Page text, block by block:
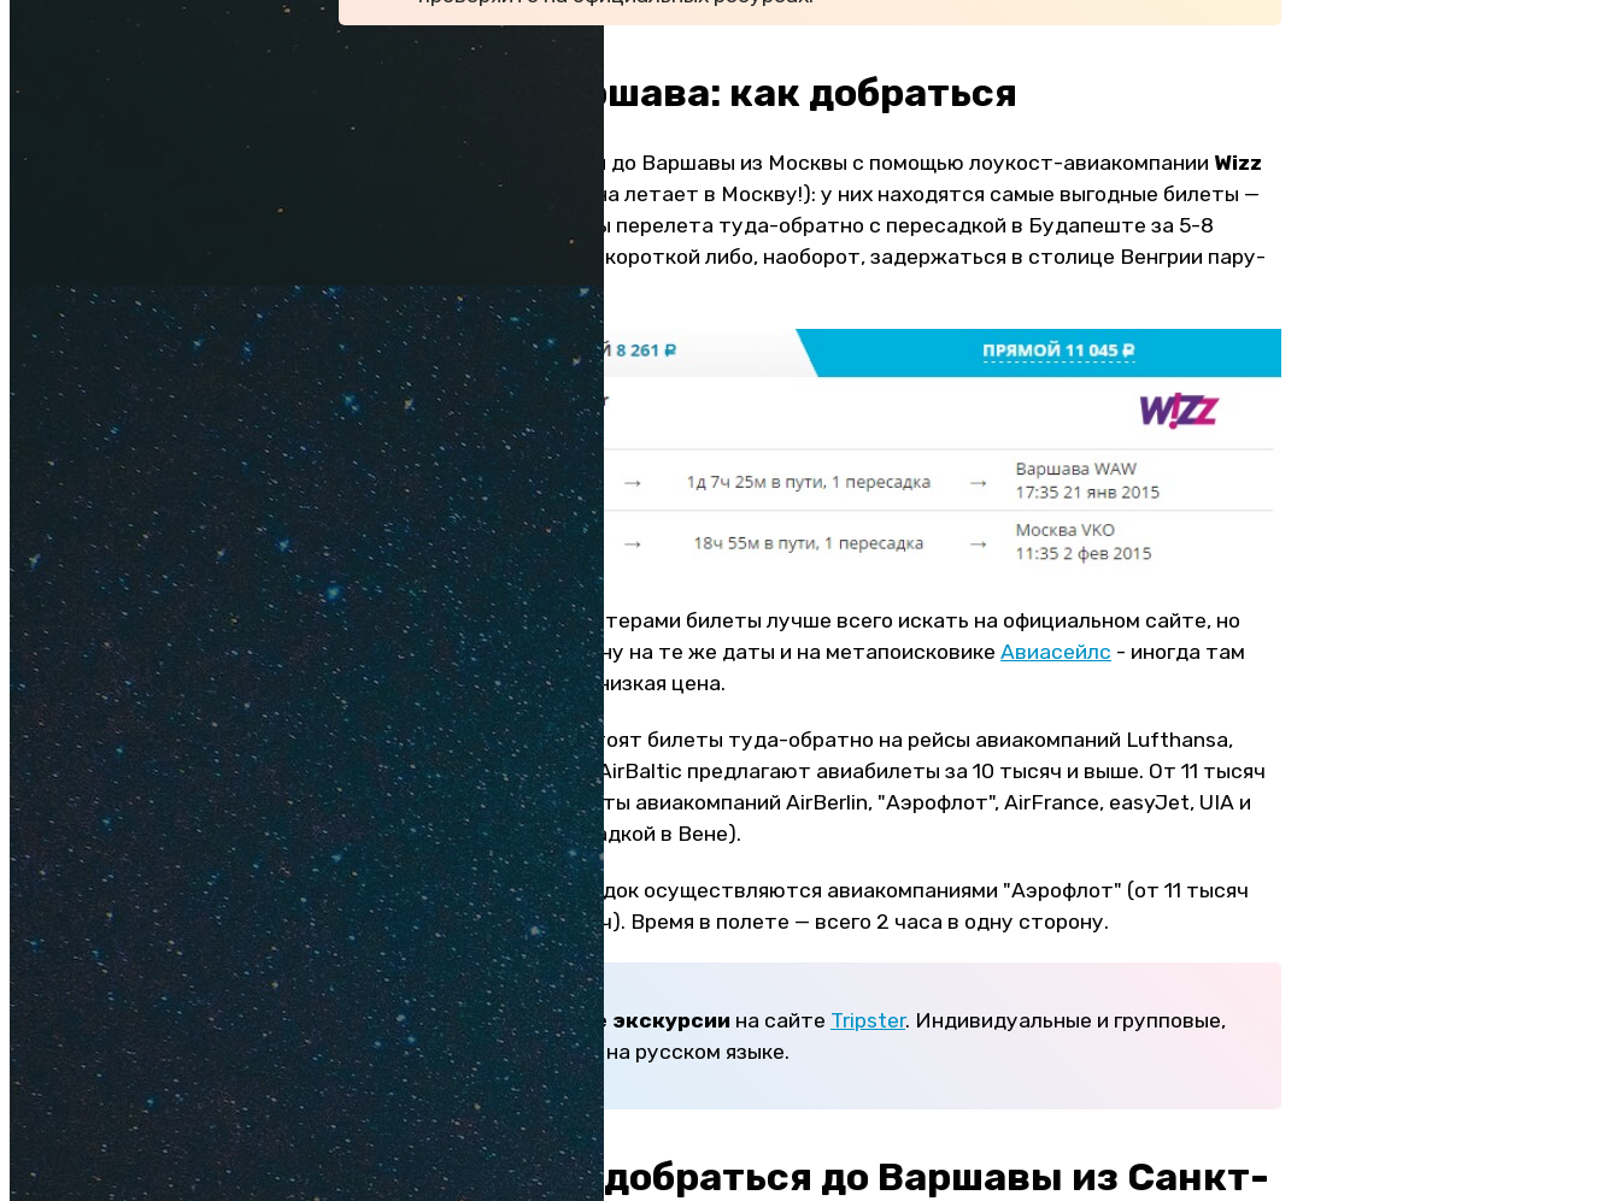
Москва — Варшава: как добраться
Дешевле всего добраться до Варшавы из Москвы с помощью лоукост-авиакомпании Wizz
(как же хорошо, что она летает в Москву!): у них находятся самые выгодные билеты —
несложно найти варианты перелета туда-обратно с пересадкой в Будапеште за 5-8
тысяч (можно сделать ее короткой либо, наоборот, задержаться в столице Венгрии пару-
тройку дней).
Вообще в случае с лоукостерами билеты лучше всего искать на официальном сайте, но
есть смысл проверить цену на те же даты и на метапоисковикеАвиасейлс - иногда там
проскакивает еще более низкая цена.
Дороже — от 9 тысяч — стоят билеты туда-обратно на рейсы авиакомпаний Lufthansa,
Austrian и Swiss. Finnair и AirBaltic предлагают авиабилеты за 10 тысяч и выше. От 11 тысяч
начинаются цены на билеты авиакомпаний AirBerlin, "Аэрофлот", AirFrance, easyJet, UIA и
Tyrolean Airways (с пересадкой в Вене).
Прямые рейсы без пересадок осуществляются авиакомпаниями "Аэрофлот" (от 11 тысяч
рублей) и LOT (от 12 тысяч). Время в полете — всего 2 часа в одну сторону.
Ищите интересные экскурсии на сайте Tripster. Индивидуальные и групповые,
без толп туристов и на русском языке.
Как дешевле добраться до Варшавы из Санкт-